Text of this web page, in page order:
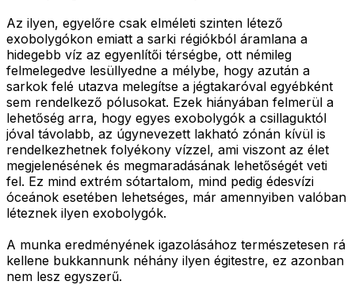
Az ilyen, egyelőre csak elméleti szinten létező
exobolygókon emiatt a sarki régiókból áramlana a
hidegebb víz az egyenlítői térségbe, ott némileg
felmelegedve lesüllyedne a mélybe, hogy azután a
sarkok felé utazva melegítse a jégtakaróval egyébként
sem rendelkező pólusokat. Ezek hiányában felmerül a
lehetőség arra, hogy egyes exobolygók a csillaguktól
jóval távolabb, az úgynevezett lakható zónán kívül is
rendelkezhetnek folyékony vízzel, ami viszont az élet
megjelenésének és megmaradásának lehetőségét veti
fel. Ez mind extrém sótartalom, mind pedig édesvízi
óceánok esetében lehetséges, már amennyiben valóban
léteznek ilyen exobolygók.
A munka eredményének igazolásához természetesen rá
kellene bukkannunk néhány ilyen égitestre, ez azonban
nem lesz egyszerű.